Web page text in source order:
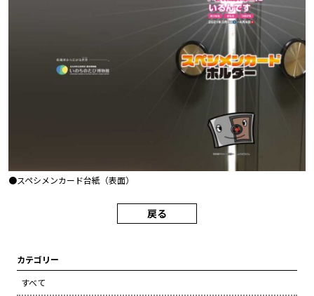
●スペシメンカード台紙（表面）
戻る
カテゴリー
すべて